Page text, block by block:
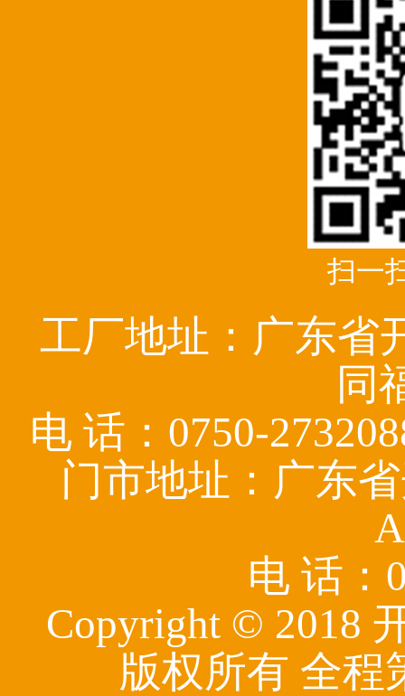
扫一
工厂地址：广东省
同
电 话：0750-
门市地址：广东
电 话：
Copyright © 2018
版权所有 全程